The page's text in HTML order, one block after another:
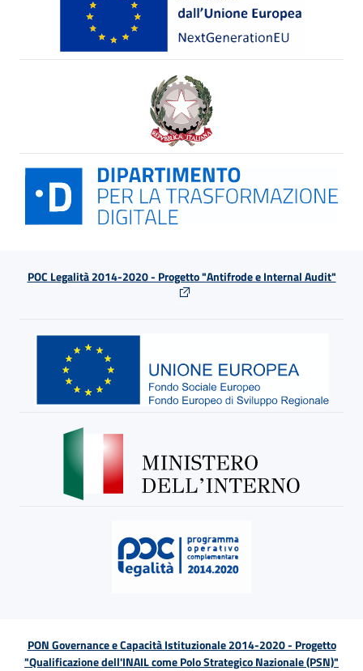
POC Legalità 2014-2020 - Progetto "Antifrode e Internal Audit"
PON Governance e Capacità Istituzionale 2014-2020 - Progetto
"Qualificazione dell'INAIL come Polo Strategico Nazionale (PSN)"